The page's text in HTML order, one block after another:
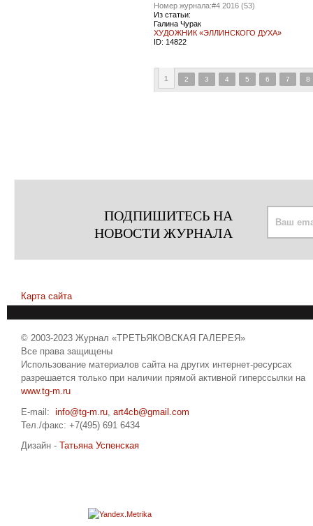
Номер журнала:#4 2016 (53)
Из статьи:
Галина Чурак
ХУДОЖНИК «ЭЛЛИНСКОГО ДУХА»
ID: 14822
1 2 3 4 5 6 7 8
ПОДПИШИТЕСЬ НА
НОВОСТИ ЖУРНАЛА
Карта сайта
© 2003-2023 Журнал «ТРЕТЬЯКОВСКАЯ ГАЛЕРЕЯ»
Все права защищены
Использование материалов сайта на других интернет-ресурсах
разрешается только при наличии прямой активной гиперссылки на
www.tg-m.ru
E-mail: info@tg-m.ru art4cb@gmail.com
Тел./факс: +7(495) 691 6434
Дизайн - Татьяна Успенская